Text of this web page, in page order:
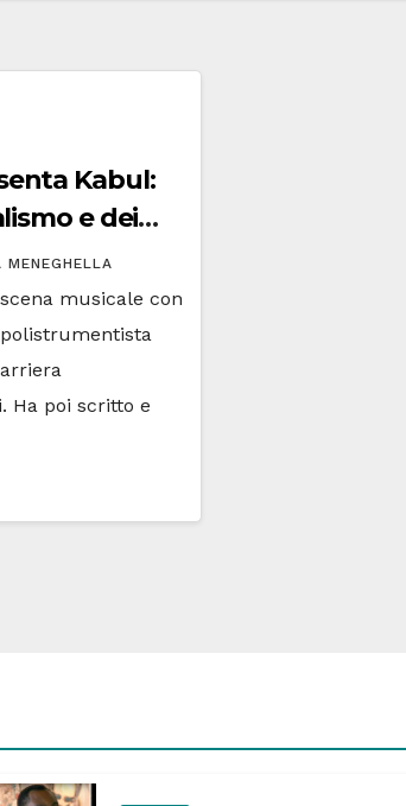
Kabul:
e dei
MENEGHELLA
musicale con
Ha poi scritto e